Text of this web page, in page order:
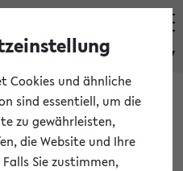
eKVV
Cookies und ähnliche
sind essentiell, um die
zu gewährleisten,
die Website und Ihre
Sie zustimmen,